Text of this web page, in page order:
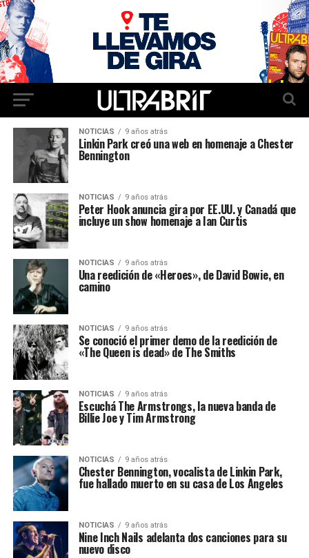
NOTICIAS 9 años atrás
Linkin Park creó una web en homenaje a Chester
Bennington
NOTICIAS 9 años atrás
Peter Hook anuncia gira por EE.UU. y Canadá que
incluye un show homenaje a Ian Curtis
NOTICIAS 9 años atrás
Una reedición de «Heroes», de David Bowie, en
camino
NOTICIAS 9 años atrás
Se conoció el primer demo de la reedición de
«The Queen is dead» de The Smiths
NOTICIAS 9 años atrás
Escuchá The Armstrongs, la nueva banda de
Billie Joe y Tim Armstrong
NOTICIAS 9 años atrás
Chester Bennington, vocalista de Linkin Park,
fue hallado muerto en su casa de Los Angeles
NOTICIAS 9 años atrás
Nine Inch Nails adelanta dos canciones para su
nuevo disco